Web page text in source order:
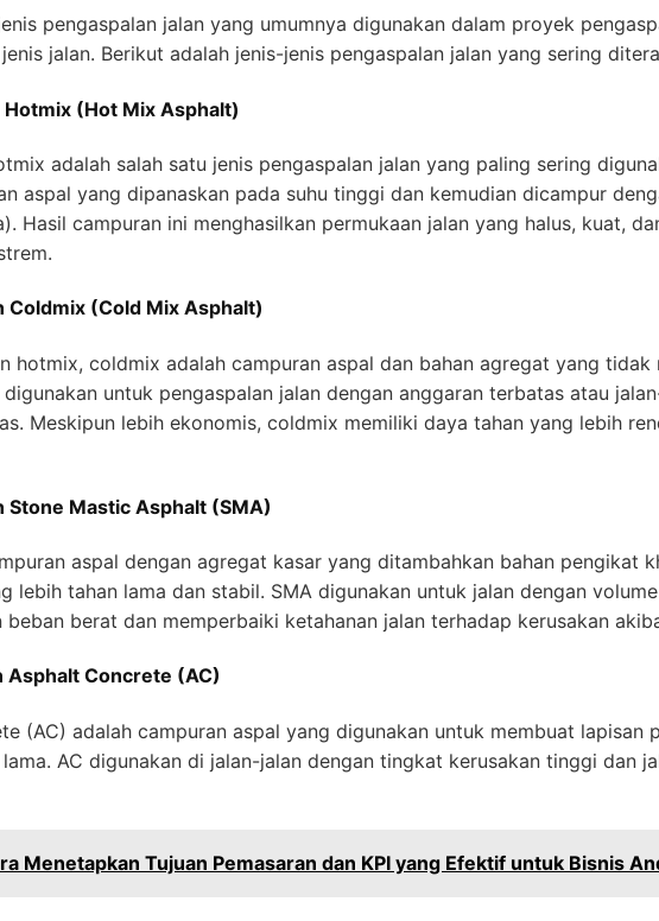
pengaspalan jalan yang umumnya digunakan dalam proyek
jalan. Berikut adalah jenis-jenis pengaspalan jalan yang sering
Hotmix (Hot Mix Asphalt)
adalah salah satu jenis pengaspalan jalan yang paling sering
aspal yang dipanaskan pada suhu tinggi dan kemudian dicampur
Hasil campuran ini menghasilkan permukaan jalan yang halus, kuat,
Coldmix (Cold Mix Asphalt)
hotmix, coldmix adalah campuran aspal dan bahan agregat yang tidak
untuk pengaspalan jalan dengan anggaran terbatas atau
Meskipun lebih ekonomis, coldmix memiliki daya tahan yang lebih
Stone Mastic Asphalt (SMA)
aspal dengan agregat kasar yang ditambahkan bahan pengikat
lebih tahan lama dan stabil. SMA digunakan untuk jalan dengan
beban berat dan memperbaiki ketahanan jalan terhadap kerusakan
Asphalt Concrete (AC)
(AC) adalah campuran aspal yang digunakan untuk membuat lapisan
AC digunakan di jalan-jalan dengan tingkat kerusakan tinggi dan
Menetapkan Tujuan Pemasaran dan KPI yang Efektif untuk Bisnis